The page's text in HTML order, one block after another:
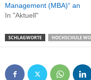
Management (MBA)“ an
In "Aktuell"
SCHLAGWORTE HOCHSCHULE